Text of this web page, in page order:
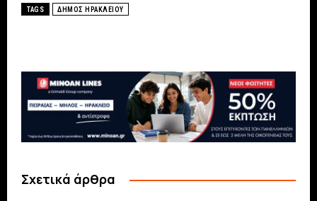
TAGS ΔΗΜΟΣ ΗΡΑΚΛΕΙΟΥ
Σχετικά άρθρα